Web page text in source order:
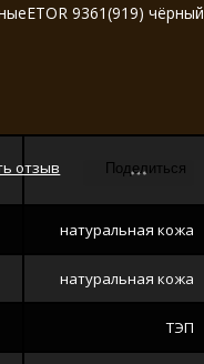
ETOR 9361(919) чёрный
отзыв
натуральная кожа
натуральная кожа
ТЭП